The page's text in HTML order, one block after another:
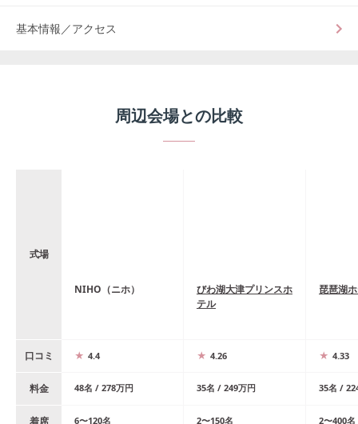
基本情報／アクセス
周辺会場との比較
式場
NIHO（ニホ）
びわ湖大津プリンスホ
テル
琵琶湖
口コミ 4.4 4.26 4.33
料金 48名 / 278万円 35名 / 249万円 35名 /
6〜120名 2〜150名 2〜400名